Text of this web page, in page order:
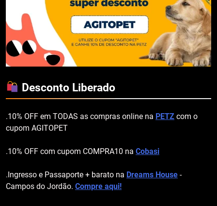
Desconto Liberado
.10% OFF em TODAS as compras online na PETZ com o
cupom AGITOPET
.10% OFF com cupom COMPRA10 na Cobasi
.Ingresso e Passaporte + barato na Dreams House -
Campos do Jordão. Compre aqui!